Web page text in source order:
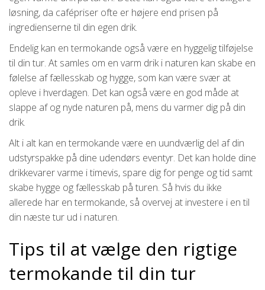
løsning, da cafépriser ofte er højere end prisen på
ingredienserne til din egen drik.
Endelig kan en termokande også være en hyggelig tilføjelse
til din tur. At samles om en varm drik i naturen kan skabe en
følelse af fællesskab og hygge, som kan være svær at
opleve i hverdagen. Det kan også være en god måde at
slappe af og nyde naturen på, mens du varmer dig på din
drik.
Alt i alt kan en termokande være en uundværlig del af din
udstyrspakke på dine udendørs eventyr. Det kan holde dine
drikkevarer varme i timevis, spare dig for penge og tid samt
skabe hygge og fællesskab på turen. Så hvis du ikke
allerede har en termokande, så overvej at investere i en til
din næste tur ud i naturen.
Tips til at vælge den rigtige
termokande til din tur